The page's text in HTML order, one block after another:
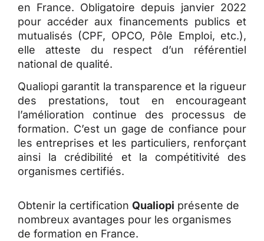
en France. Obligatoire depuis janvier 2022
pour accéder aux financements publics et
mutualisés (CPF, OPCO, Pôle Emploi, etc.),
elle atteste du respect d’un référentiel
national de qualité.
Qualiopi garantit la transparence et la rigueur
des prestations, tout en encourageant
l’amélioration continue des processus de
formation. C’est un gage de confiance pour
les entreprises et les particuliers, renforçant
ainsi la crédibilité et la compétitivité des
organismes certifiés.
Obtenir la certification Qualiopi présente de
nombreux avantages pour les organismes
de formation en France.